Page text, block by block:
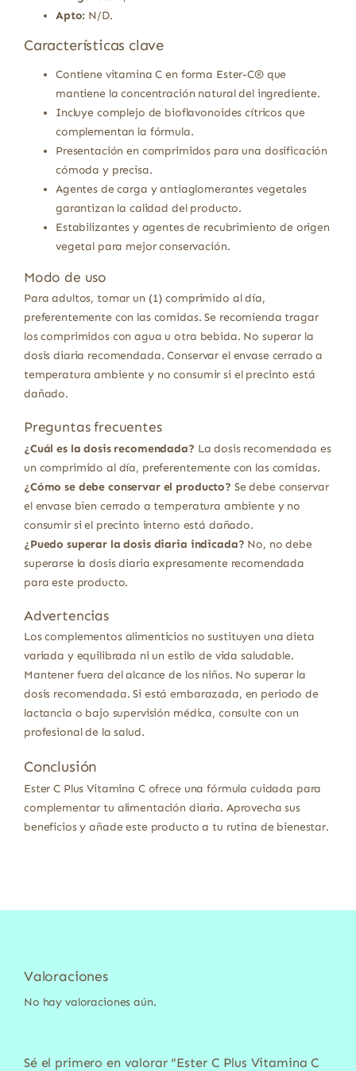
Apto: N/D.
Características clave
Contiene vitamina C en forma Ester-C® que
mantiene la concentración natural del ingrediente.
Incluye complejo de bioflavonoides cítricos que
complementan la fórmula.
Presentación en comprimidos para una dosificación
cómoda y precisa.
Agentes de carga y antiaglomerantes vegetales
garantizan la calidad del producto.
Estabilizantes y agentes de recubrimiento de origen
vegetal para mejor conservación.
Modo de uso
Para adultos, tomar un (1) comprimido al día,
preferentemente con las comidas. Se recomienda tragar
los comprimidos con agua u otra bebida. No superar la
dosis diaria recomendada. Conservar el envase cerrado a
temperatura ambiente y no consumir si el precinto está
dañado.
Preguntas frecuentes
¿Cuál es la dosis recomendada? La dosis recomendada es
un comprimido al día, preferentemente con las comidas.
¿Cómo se debe conservar el producto? Se debe conservar
el envase bien cerrado a temperatura ambiente y no
consumir si el precinto interno está dañado.
¿Puedo superar la dosis diaria indicada? No, no debe
superarse la dosis diaria expresamente recomendada
para este producto.
Advertencias
Los complementos alimenticios no sustituyen una dieta
variada y equilibrada ni un estilo de vida saludable.
Mantener fuera del alcance de los niños. No superar la
dosis recomendada. Si está embarazada, en periodo de
lactancia o bajo supervisión médica, consulte con un
profesional de la salud.
Conclusión
Ester C Plus Vitamina C ofrece una fórmula cuidada para
complementar tu alimentación diaria. Aprovecha sus
beneficios y añade este producto a tu rutina de bienestar.
Valoraciones
No hay valoraciones aún.
Sé el primero en valorar “Ester C Plus Vitamina C